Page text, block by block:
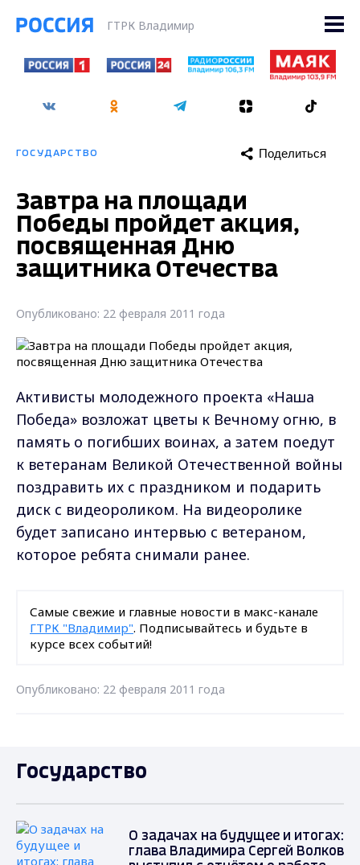
ГТРК Владимир
ГОСУДАРСТВО Поделиться
Завтра на площади
Победы пройдет акция,
посвященная Дню
защитника Отечества
Опубликовано: 22 февраля 2011 года
Активисты молодежного проекта «Наша
Победа» возложат цветы к Вечному огню, в
память о погибших воинах, а затем поедут
к ветеранам Великой Отечественной войны
поздравить их с праздником и подарить
диск с видеороликом. На видеоролике
будет записано интервью с ветераном,
которое ребята снимали ранее.
Самые свежие и главные новости в макс-канале
ГТРК "Владимир". Подписывайтесь и будьте в
курсе всех событий!
Опубликовано: 22 февраля 2011 года
Государство
О задачах на будущее и итогах:
глава Владимира Сергей Волков